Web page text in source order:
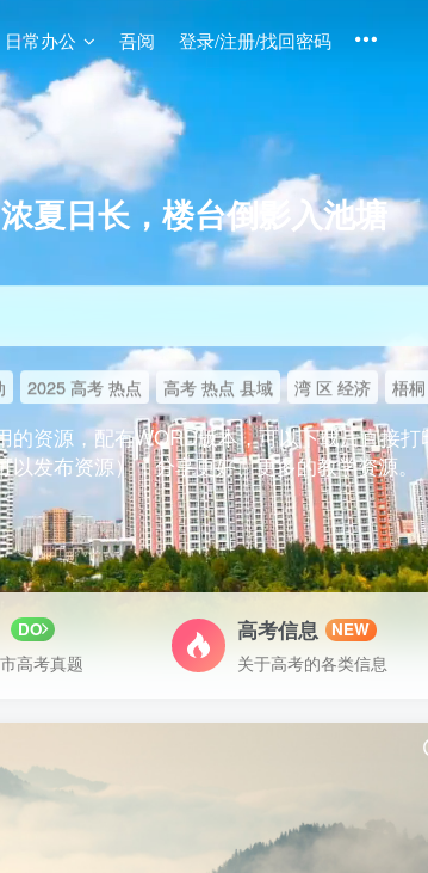
日常办公 吾阅 登录/注册/找回密码
夏日长，楼台倒影入池塘
2025 高考 热点 高考 热点 县域 湾 区 经济 梧
资源，配有WORD版本，可以下载后直接
发布资源），分享更好、更多的教学资源。
DO
高考真题
高考信息 NEW
关于高考的各类信息